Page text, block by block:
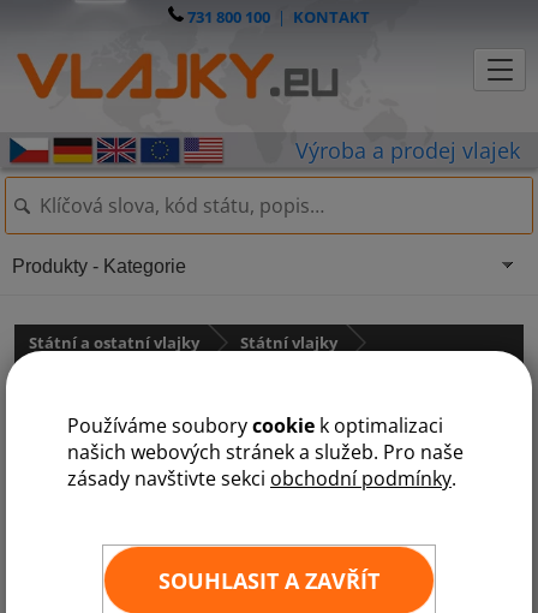
Používáme souborycookie k optimalizaci
našich webových stránek a služeb. Pro naše
zásady navštivte sekci obchodní podmínky.
SOUHLASIT A ZAVŘÍT
731 800 100 | KONTAKT
Státní a ostatní vlajky
Státní vlajky
A B Č F G I J K L M N O P S T U
Produkty - Kategorie